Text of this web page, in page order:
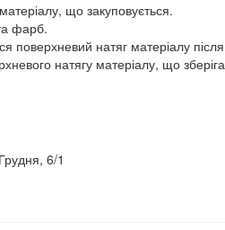
що закуповується.
фарб.
поверхневий натяг матеріалу
натягу матеріалу, що
6/1